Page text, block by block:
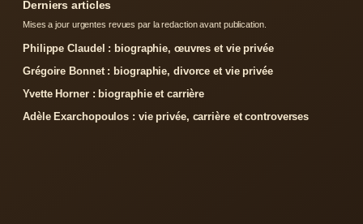
Derniers articles
Mises a jour urgentes revues par la redaction avant publication.
Philippe Claudel : biographie, œuvres et vie privée
Grégoire Bonnet : biographie, divorce et vie privée
Yvette Horner : biographie et carrière
Adèle Exarchopoulos : vie privée, carrière et controverses